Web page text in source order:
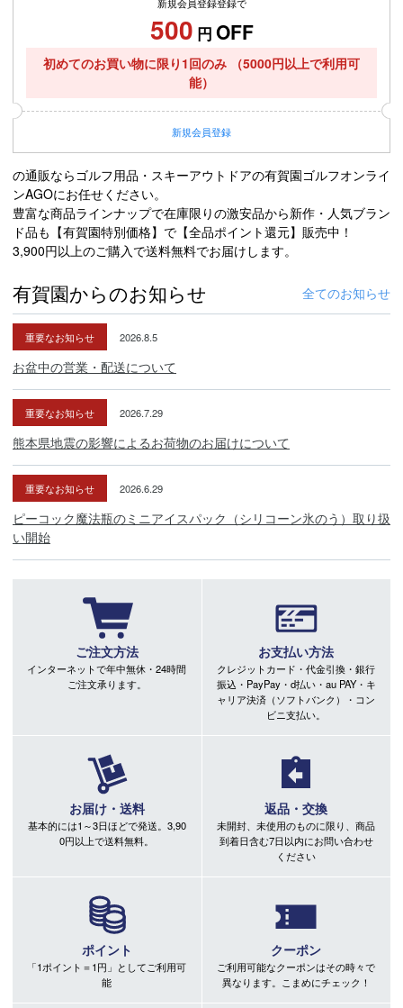
500 円 OFF
初めてのお買い物に限り1回のみ
（5000円以上で利用可
能）
新規会員登録
の通販ならゴルフ用品・スキーアウトドアの有賀園ゴルフオンライ
ンAGOにお任せください。
豊富な商品ラインナップで在庫限りの激安品から新作・人気ブラン
ド品も【有賀園特別価格】で【全品ポイント還元】販売中！
3,900円以上のご購入で送料無料でお届けします。
有賀園からのお知らせ 全てのお知らせ
重要なお知らせ 2026.8.5
お盆中の営業・配送について
重要なお知らせ 2026.7.29
熊本県地震の影響によるお荷物のお届けについて
重要なお知らせ 2026.6.29
ピーコック魔法瓶のミニアイスパック（シリコーン氷のう）取り扱
い開始
ご注文方法
インターネットで年中無休・24時間
ご注文承ります。
お支払い方法
クレジットカード・代金引換・銀行
振込・PayPay・d払い・au PAY・キ
ャリア決済（ソフトバンク）・コン
ビニ支払い。
お届け・送料
基本的には1～3日ほどで発送。3,90
0円以上で送料無料。
返品・交換
未開封、未使用のものに限り、商品
到着日含む7日以内にお問い合わせ
ください
ポイント
「1ポイント＝1円」としてご利用可
能
クーポン
ご利用可能なクーポンはその時々で
異なります。こまめにチェック！